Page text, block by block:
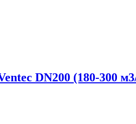
DN200 (180-300